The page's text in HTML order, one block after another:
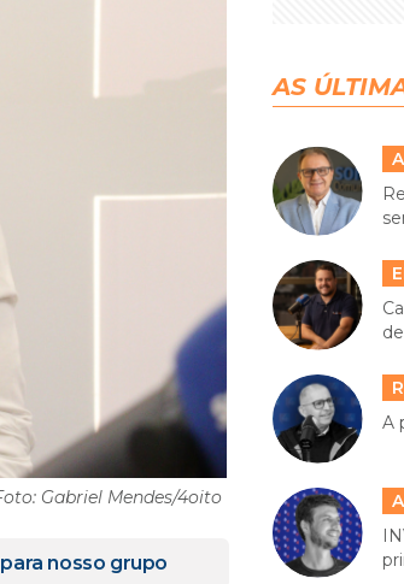
Gabriel Mendes/4oito
nosso grupo
AS
A